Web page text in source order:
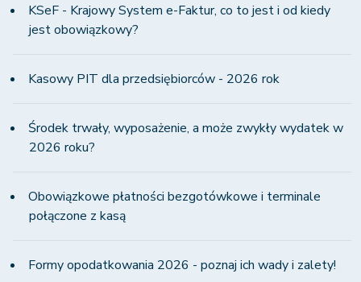
KSeF - Krajowy System e-Faktur, co to jest i od kiedy
jest obowiązkowy?
Kasowy PIT dla przedsiębiorców - 2026 rok
Środek trwały, wyposażenie, a może zwykły wydatek w
2026 roku?
Obowiązkowe płatności bezgotówkowe i terminale
połączone z kasą
Formy opodatkowania 2026 - poznaj ich wady i zalety!